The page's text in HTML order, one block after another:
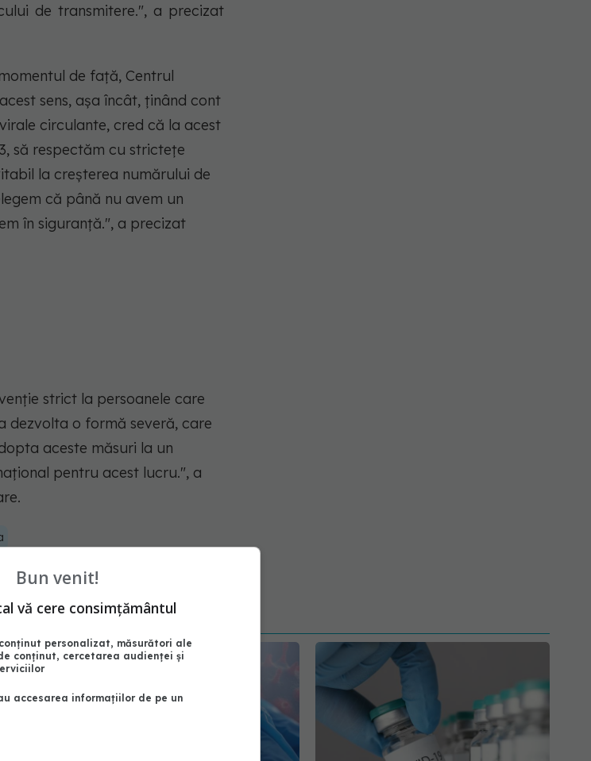
de transmitere.", a precizat
de față, Centrul
sens, așa încât, ținând cont
circulante, cred că la acest
să respectăm cu strictețe
la creșterea numărului de
că până nu avem un
în siguranță.", a precizat
strict la persoanele care
dezvolta o formă severă, care
aceste măsuri la un
pentru acest lucru.", a
Bun venit!
vă cere consimțământul
personalizat, măsurători ale
conținut, cercetarea audienței și
accesarea informațiilor de pe un